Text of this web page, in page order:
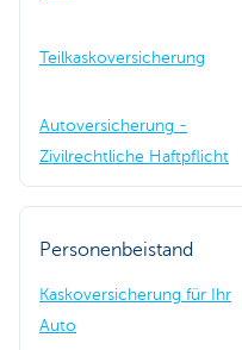
Teilkaskoversicherung
Autoversicherung -
Zivilrechtliche Haftpflicht
Personenbeistand
Kaskoversicherung für Ihr
Auto